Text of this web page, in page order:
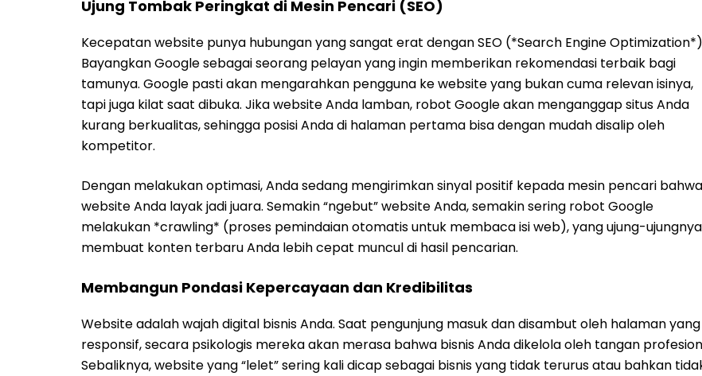
halaman terbuka dalam sekejap mata, Anda sedang membangun rasa aman bagi pelanggan sejak
detik pertama. Ini sangat krusial, terutama bagi UMKM yang sedang berjuang membangun nama di
tengah persaingan pasar yang ketat.
Menekan Angka “Kaburnya” Pengunjung (Bounce Rate)
hanya melihat satu halaman saja. Salah satu biang kerok utamanya adalah proses *loading* yang
lama. Data membuktikan bahwa jika waktu tunggu naik dari 1 detik ke 3 detik saja, peluang
pengunjung kabur meningkat hingga 32%!
secara drastis. Pengunjung akan merasa betah berlama-lama menjelajahi galeri produk atau
penjualan.
Baca Juga:Cara Mengatasi Penurunan Traffic Akibat Konten AI | DigiMarket.co.id